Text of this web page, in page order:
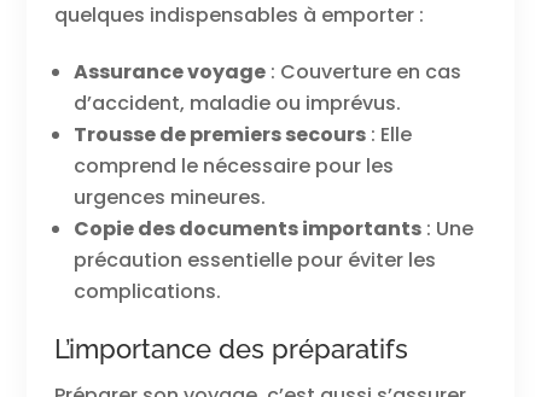
quelques indispensables à emporter :
Assurance voyage: Couverture en cas
d’accident, maladie ou imprévus.
Trousse de premiers secours: Elle
comprend le nécessaire pour les
urgences mineures.
Copie des documents importants: Une
précaution essentielle pour éviter les
complications.
L’importance des préparatifs